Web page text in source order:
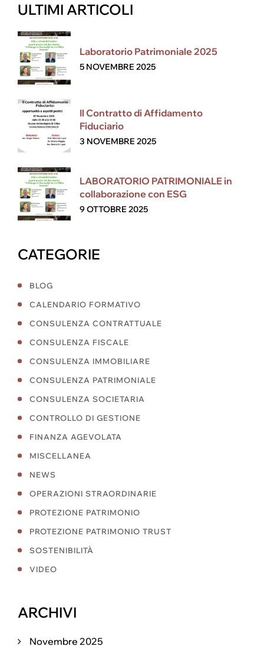
ULTIMI ARTICOLI
Laboratorio Patrimoniale 2025
5 NOVEMBRE 2025
Il Contratto di Affidamento
Fiduciario
3 NOVEMBRE 2025
LABORATORIO PATRIMONIALE in
collaborazione con ESG
9 OTTOBRE 2025
CATEGORIE
BLOG
CALENDARIO FORMATIVO
CONSULENZA CONTRATTUALE
CONSULENZA FISCALE
CONSULENZA IMMOBILIARE
CONSULENZA PATRIMONIALE
CONSULENZA SOCIETARIA
CONTROLLO DI GESTIONE
FINANZA AGEVOLATA
MISCELLANEA
NEWS
OPERAZIONI STRAORDINARIE
PROTEZIONE PATRIMONIO
PROTEZIONE PATRIMONIO TRUST
SOSTENIBILITÀ
VIDEO
ARCHIVI
Novembre 2025